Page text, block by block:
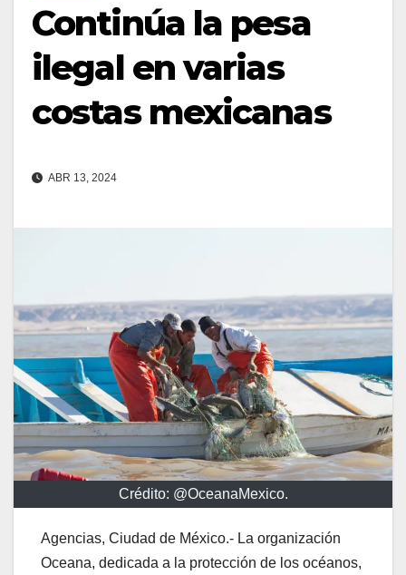
Continúa la pesa
ilegal en varias
costas mexicanas
ABR 13, 2024
Crédito: @OceanaMexico.
Agencias, Ciudad de México.- La organización
Oceana, dedicada a la protección de los océanos,